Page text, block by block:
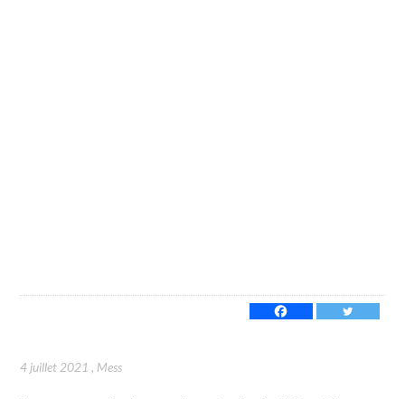
4 juillet 2021 , Mess